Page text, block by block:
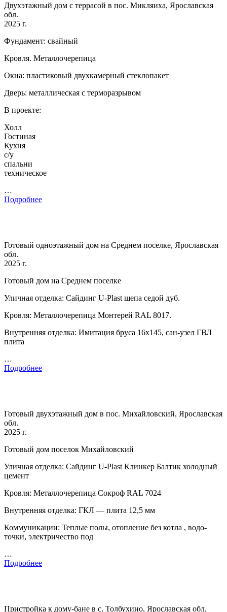
Двухэтажный дом с террасой в пос. Микляиха, Ярославская
обл.
2025 г.
Фундамент: свайный
Кровля. Металлочерепица
Окна: пластиковый двухкамерный стеклопакет
Дверь: металлическая с терморазрывом
В проекте:
Холл
Гостиная
Кухня
с/у
спальни
техническое
…
Подробнее
Готовый одноэтажный дом на Среднем поселке, Ярославская
обл.
2025 г.
Готовый дом на Среднем поселке
Уличная отделка: Сайдинг U-Plast щепа седой дуб.
Кровля: Металлочерепица Монтерей RAL 8017.
Внутренняя отделка: Имитация бруса 16х145, сан-узел ГВЛ
плита
…
Подробнее
Готовый двухэтажный дом в пос. Михайловский, Ярославская
обл.
2025 г.
Готовый дом поселок Михайловский
Уличная отделка: Сайдинг U-Plast Клинкер Балтик холодный
цемент
Кровля: Металлочерепица Сокроф RAL 7024
Внутренняя отделка: ГКЛ — плита 12,5 мм
Коммуникации: Теплые полы, отопление без котла , водо-
точки, электричество под
…
Подробнее
Пристройка к дому-бане в с. Толбухино, Ярославская обл.